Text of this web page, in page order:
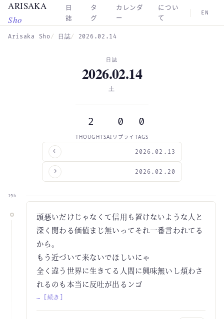
Skip to main content
ARISAKA
Sho
日
誌
タ
グ
カレンダ
ー
につい
て
EN
Arisaka Sho 日誌 2026.02.14
← 2026.02.13
日誌
2026.02.14
土
2
THOUGHTS
0
AIリプライ
0
TAGS
2026.02.20
→
19h
頭悪いだけじゃなくて信用も置けないような人と
深く関わる価値まじ無いってそれ一番言われてる
から。
もう近づいて来ないでほしいにゃ
全く違う世界に生きてる人間に興味無いし煩わさ
れるのも本当に反吐が出るンゴ
… [続き]